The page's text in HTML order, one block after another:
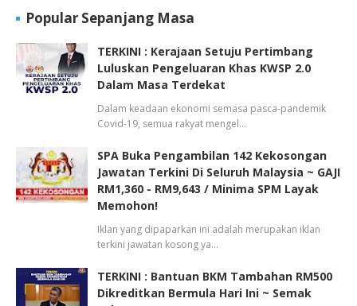
Popular Sepanjang Masa
TERKINI : Kerajaan Setuju Pertimbang
Luluskan Pengeluaran Khas KWSP 2.0
Dalam Masa Terdekat
Dalam keadaan ekonomi semasa pasca-pandemik
Covid-19, semua rakyat mengel…
SPA Buka Pengambilan 142 Kekosongan
Jawatan Terkini Di Seluruh Malaysia ~ GAJI
RM1,360 - RM9,643 / Minima SPM Layak
Memohon!
Iklan yang dipaparkan ini adalah merupakan iklan
terkini jawatan kosong ya…
TERKINI : Bantuan BKM Tambahan RM500
Dikreditkan Bermula Hari Ini ~ Semak